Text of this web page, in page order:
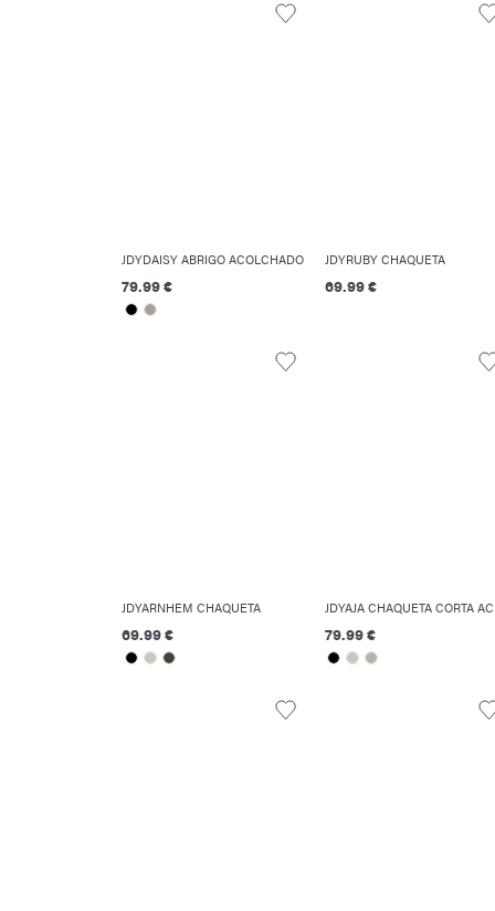
JDYDAISY ABRIGO ACOLCHADO
79.99 €
JDYRUBY CHAQUETA
69.99 €
JDYARNHEM CHAQUETA
69.99 € 79.99 €